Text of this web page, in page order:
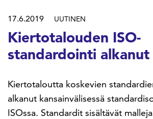
Hae hakutermillä
17.6.2019 UUTINEN
Kiertotalouden ISO-
standardointi alkanut
Kiertotaloutta koskevien
alkanut kansainvälisessä
ISOssa. Standardit sisältävät